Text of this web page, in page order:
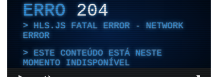
ERRO204
HLS.JS FATAL ERROR - NETWORK
ERROR
ESTE CONTEÚDO ESTÁ NESTE
MOMENTO INDISPONÍVEL